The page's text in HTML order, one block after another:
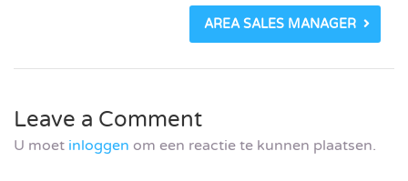
AREA SALES MANAGER
Leave a Comment
U moet inloggen om een reactie te kunnen plaatsen.